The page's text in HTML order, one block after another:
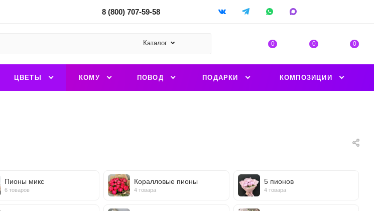
8 (800) 707-59-58
Каталог 0 0 0
ЦВЕТЫ КОМУ ПОВОД ПОДАРКИ КОМПОЗИЦИИ
Пионы микс
6 товаров
Коралловые пионы
4 товара
5 пионов
4 товара